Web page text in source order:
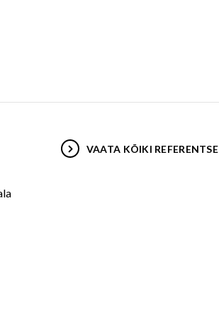
VAATA KÕIKI REFERENTSE